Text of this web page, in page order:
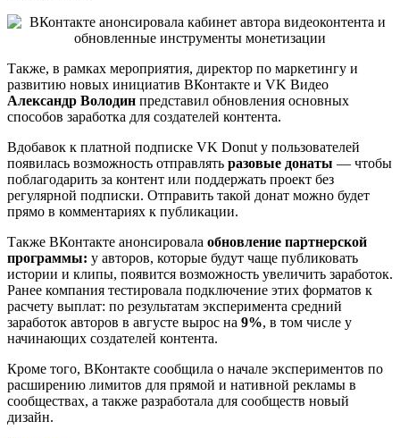
Также, в рамках мероприятия, директор по маркетингу и
развитию новых инициатив ВКонтакте и VK Видео
Александр Володин представил обновления основных
способов заработка для создателей контента.
Вдобавок к платной подписке VK Donut у пользователей
появилась возможность отправлять разовые донаты — чтобы
поблагодарить за контент или поддержать проект без
регулярной подписки. Отправить такой донат можно будет
прямо в комментариях к публикации.
Также ВКонтакте анонсировала обновление партнерской
программы: у авторов, которые будут чаще публиковать
истории и клипы, появится возможность увеличить заработок.
Ранее компания тестировала подключение этих форматов к
расчету выплат: по результатам эксперимента средний
заработок авторов в августе вырос на 9%, в том числе у
начинающих создателей контента.
Кроме того, ВКонтакте сообщила о начале экспериментов по
расширению лимитов для прямой и нативной рекламы в
сообществах, а также разработала для сообществ новый
дизайн.